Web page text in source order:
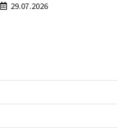
29.07.2026